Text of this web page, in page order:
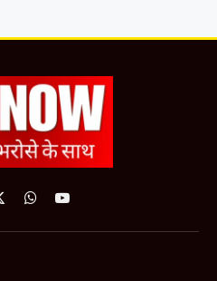
WhatsApp
YouTube